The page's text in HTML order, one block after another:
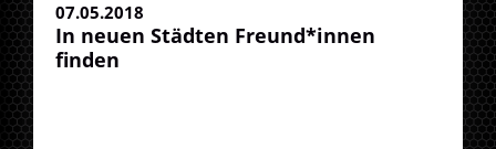
07.05.2018
In neuen Städten Freund*innen
finden